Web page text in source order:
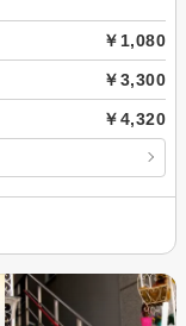
￥1,080
￥3,300
￥4,320